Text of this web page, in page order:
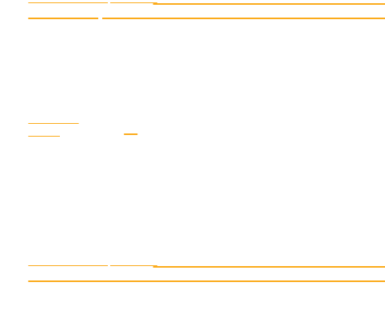
CLASSE 3D; SECONDO POSTO PER SERAFINO BARLESI
SHAUN TORRENTE VINCE IL GP DI ISSUK-KUL. FUORI